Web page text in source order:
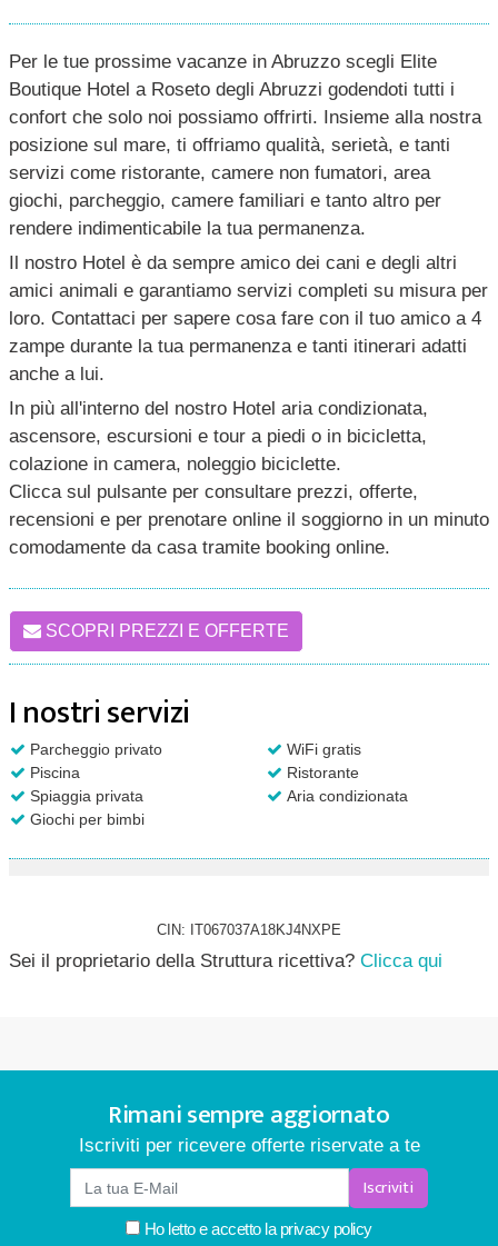
Per le tue prossime vacanze in Abruzzo scegli Elite
Boutique Hotel a Roseto degli Abruzzi godendoti tutti i
confort che solo noi possiamo offrirti. Insieme alla nostra
posizione sul mare, ti offriamo qualità, serietà, e tanti
servizi come ristorante, camere non fumatori, area
giochi, parcheggio, camere familiari e tanto altro per
rendere indimenticabile la tua permanenza.
Il nostro Hotel è da sempre amico dei cani e degli altri
amici animali e garantiamo servizi completi su misura per
loro. Contattaci per sapere cosa fare con il tuo amico a 4
zampe durante la tua permanenza e tanti itinerari adatti
anche a lui.
In più all'interno del nostro Hotel aria condizionata,
ascensore, escursioni e tour a piedi o in bicicletta,
colazione in camera, noleggio biciclette.
Clicca sul pulsante per consultare prezzi, offerte,
recensioni e per prenotare online il soggiorno in un minuto
comodamente da casa tramite booking online.
SCOPRI PREZZI E OFFERTE
I nostri servizi
Parcheggio privato
WiFi gratis
Piscina
Ristorante
Spiaggia privata
Aria condizionata
Giochi per bimbi
CIN: IT067037A18KJ4NXPE
Sei il proprietario della Struttura ricettiva? Clicca qui
Rimani sempre aggiornato
Iscriviti per ricevere offerte riservate a te
Iscriviti
Ho letto e accetto la privacy policy